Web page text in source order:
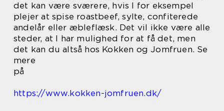
det kan være sværere, hvis I for eksempel
plejer at spise roastbeef, sylte, confiterede
andelår eller æbleflæsk. Det vil ikke være alle
steder, at I har mulighed for at få det, men
det kan du altså hos Kokken og Jomfruen. Se
mere
på
https://www.kokken-jomfruen.dk/